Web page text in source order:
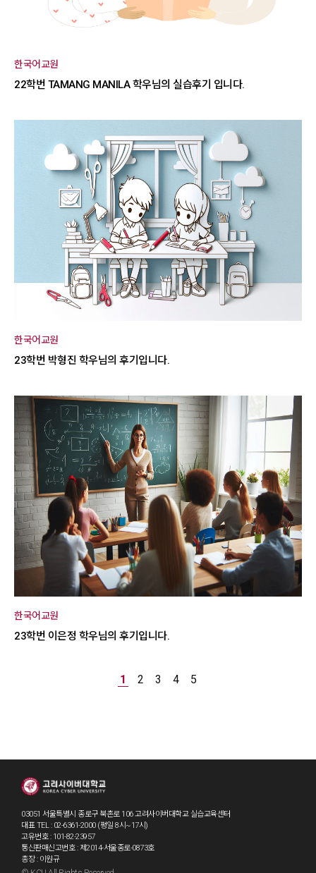
한국어교원
22학번 TAMANG MANILA 학우님의 실습후기 입니다.
한국어교원
23학번 박형진 학우님의 후기입니다.
한국어교원
23학번 이은정 학우님의 후기입니다.
1 2 3 4 5
03051 서울특별시 종로구 북촌로 106 고려사이버대학교 실습교육센터
대표 TEL : 02-6361-2000 (평일 8시~17시)
고유번호 : 101-82-23957
통신판매신고번호 : 제2014-서울종로-0873호
총장 : 이원규